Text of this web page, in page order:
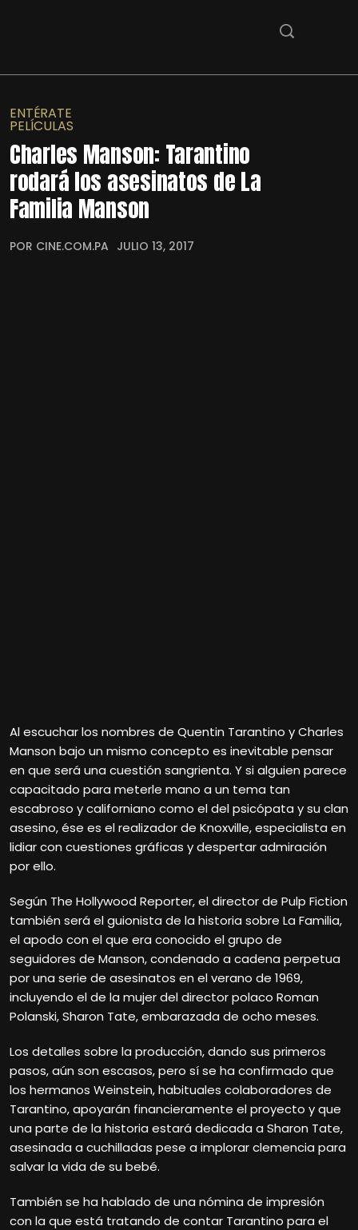
ENTÉRATE
PELÍCULAS
Charles Manson: Tarantino
rodará los asesinatos de La
Familia Manson
POR CINE.COM.PA JULIO 13, 2017
Al escuchar los nombres de Quentin Tarantino y Charles
Manson bajo un mismo concepto es inevitable pensar
en que será una cuestión sangrienta. Y si alguien parece
capacitado para meterle mano a un tema tan
escabroso y californiano como el del psicópata y su clan
asesino, ése es el realizador de Knoxville, especialista en
lidiar con cuestiones gráficas y despertar admiración
por ello.
Según The Hollywood Reporter, el director de Pulp Fiction
también será el guionista de la historia sobre La Familia,
el apodo con el que era conocido el grupo de
seguidores de Manson, condenado a cadena perpetua
por una serie de asesinatos en el verano de 1969,
incluyendo el de la mujer del director polaco Roman
Polanski, Sharon Tate, embarazada de ocho meses.
Los detalles sobre la producción, dando sus primeros
pasos, aún son escasos, pero sí se ha confirmado que
los hermanos Weinstein, habituales colaboradores de
Tarantino, apoyarán financieramente el proyecto y que
una parte de la historia estará dedicada a Sharon Tate,
asesinada a cuchilladas pese a implorar clemencia para
salvar la vida de su bebé.
También se ha hablado de una nómina de impresión
con la que está tratando de contar Tarantino para el